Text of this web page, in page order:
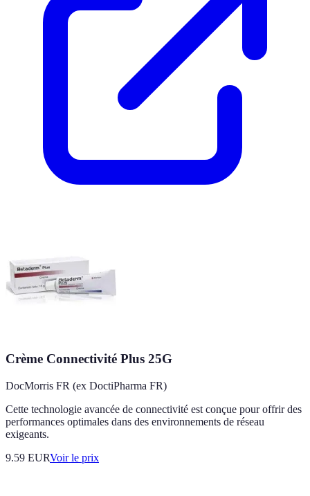
Crème Connectivité Plus 25G
DocMorris FR (ex DoctiPharma FR)
Cette technologie avancée de connectivité est conçue pour offrir des
performances optimales dans des environnements de réseau
exigeants.
9.59 EURVoir le prix